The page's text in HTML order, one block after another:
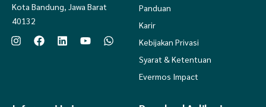
Kota Bandung, Jawa Barat
40132
Panduan
Karir
Kebijakan Privasi
Syarat & Ketentuan
Evermos Impact